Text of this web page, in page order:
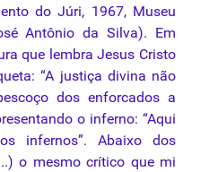
do Júri, 1967, Museu
Antônio da Silva). Em
que lembra Jesus Cristo
“A justiça divina não
dos enforcados a
o inferno: “Aqui
infernos”. Abaixo dos
o mesmo crítico que mi